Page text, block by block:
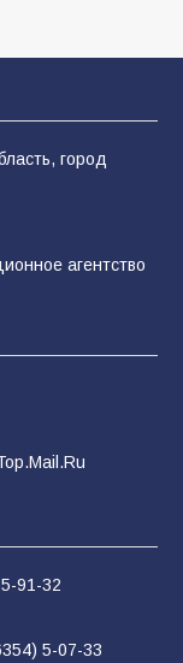
самом
в августе
работы
2026 году
город
агентство
5-91-32
5-07-33